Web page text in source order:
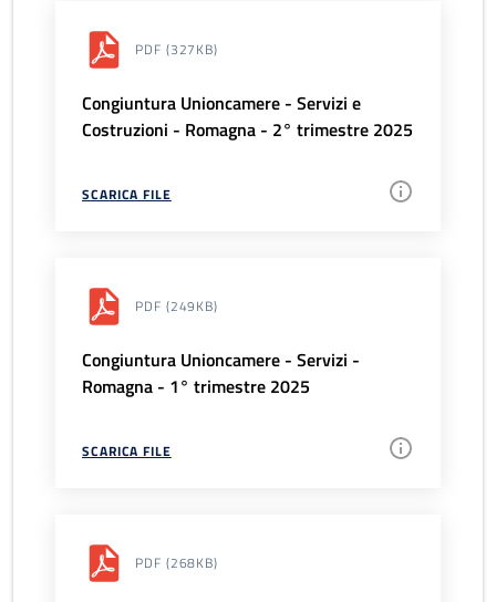
PDF (327KB)
Congiuntura Unioncamere - Servizi e
Costruzioni - Romagna - 2° trimestre 2025
SCARICA FILE
PDF (249KB)
Congiuntura Unioncamere - Servizi -
Romagna - 1° trimestre 2025
SCARICA FILE
PDF (268KB)